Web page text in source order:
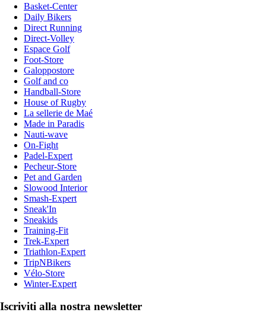
Basket-Center
Daily Bikers
Direct Running
Direct-Volley
Espace Golf
Foot-Store
Galoppostore
Golf and co
Handball-Store
House of Rugby
La sellerie de Maé
Made in Paradis
Nauti-wave
On-Fight
Padel-Expert
Pecheur-Store
Pet and Garden
Slowood Interior
Smash-Expert
Sneak'In
Sneakids
Training-Fit
Trek-Expert
Triathlon-Expert
TripNBikers
Vélo-Store
Winter-Expert
Iscriviti alla nostra newsletter